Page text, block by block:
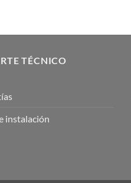
TÉCNICO
instalación